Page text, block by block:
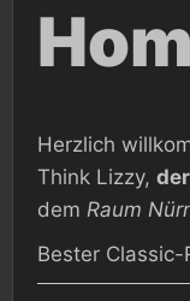
Herzlich
Think Lizzy, der
dem Raum
Bester Classic-